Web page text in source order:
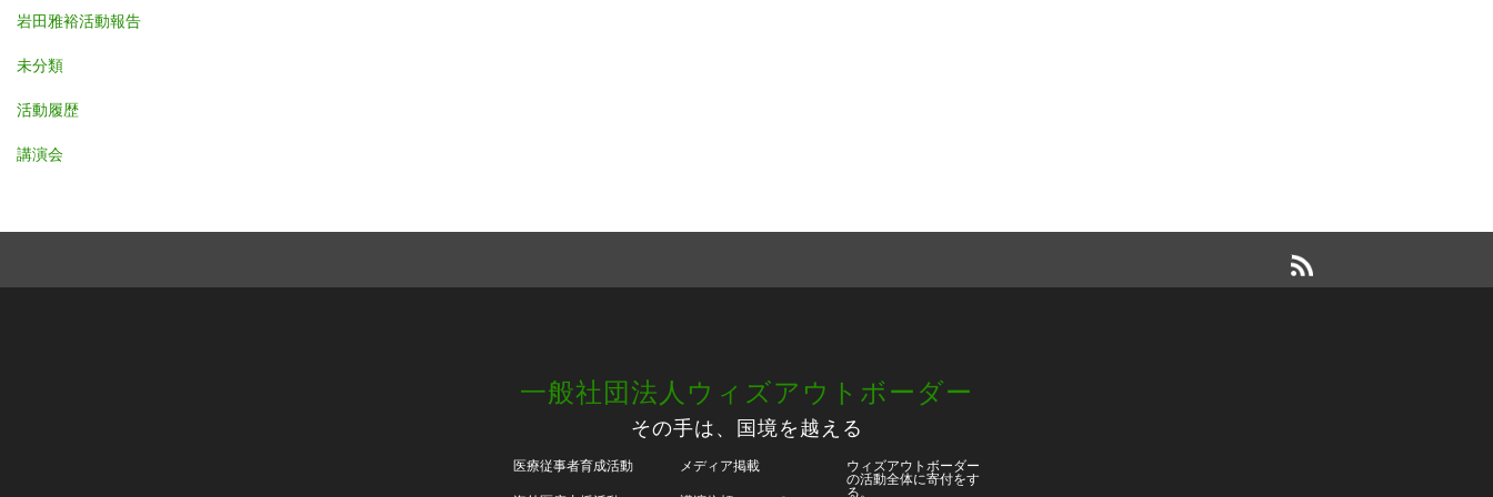
岩田雅裕活動報告
未分類
活動履歴
講演会
一般社団法人ウィズアウトボーダー
その手は、国境を越える
医療従事者育成活動 メディア掲載
ウィズアウトボーダー
の活動全体に寄付をす
る。